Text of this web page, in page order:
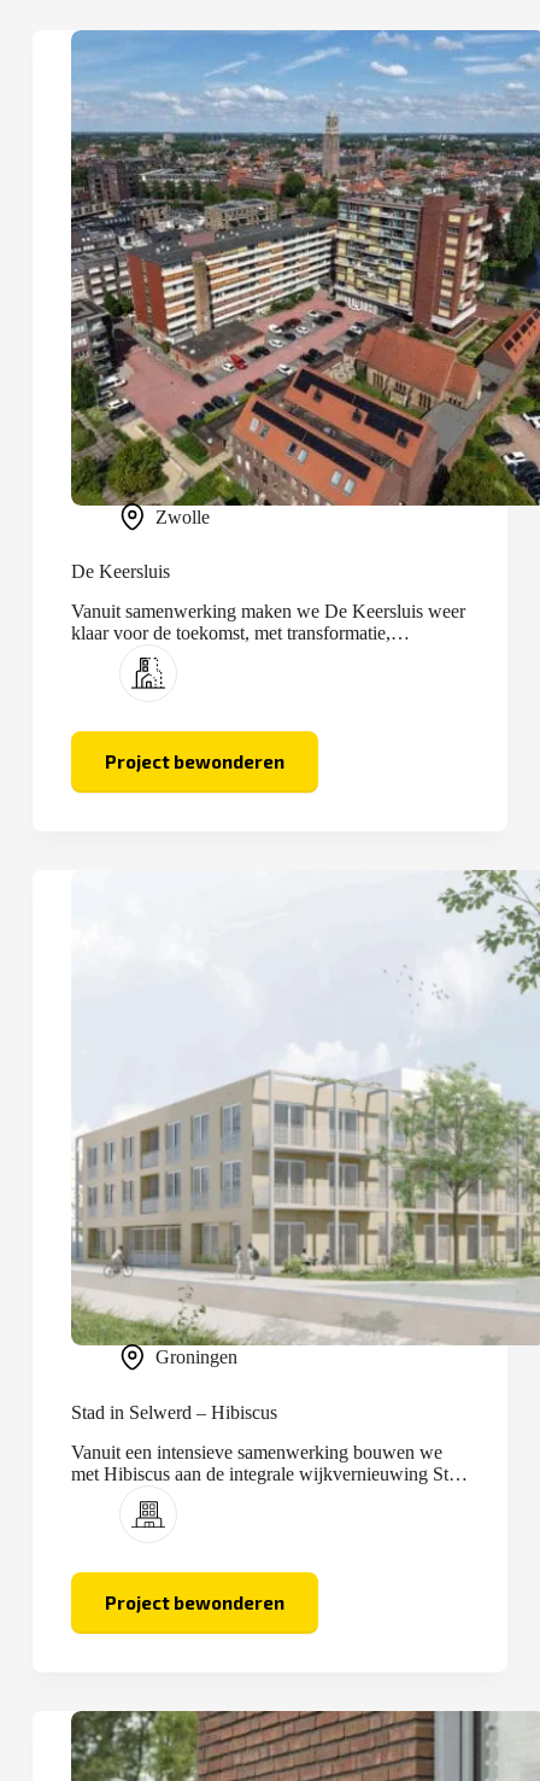
Zwolle
De Keersluis
Vanuit samenwerking maken we De Keersluis weer
klaar voor de toekomst, met transformatie,
optopping en nieuwbouw.
Project bewonderen
De
Keersluis
Groningen
Stad in Selwerd – Hibiscus
Vanuit een intensieve samenwerking bouwen we
met Hibiscus aan de integrale wijkvernieuwing Stad
in Selwerd.
Project bewonderen
Stad
in